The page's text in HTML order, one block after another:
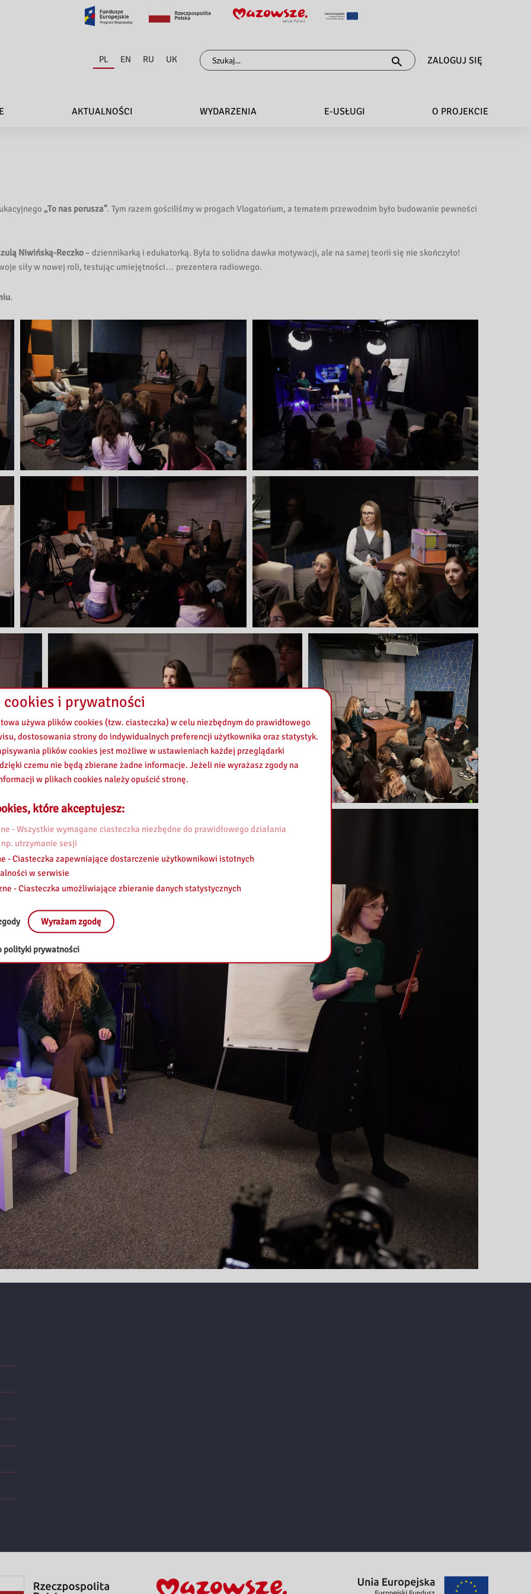
PL EN RU UK
Szukaj
dla:
ZALOGUJ SIĘ
AKTUALNOŚCI WYDARZENIA E-USŁUGI O PROJEKCIE
„To nas porusza”. Tym razem gościliśmy w progach Vlogatorium, a tematem przewodnim było budowanie pewności
Niwińską-Reczko– dziennikarką i edukatorką. Była to solidna dawka motywacji, ale na samej teorii się nie skończyło!
siły w nowej roli, testując umiejętności… prezentera radiowego.
.
i prywatności
używa plików cookies (tzw. ciasteczka) w celu niezbędnym do prawidłowego
dostosowania strony do indywidualnych preferencji użytkownika oraz statystyk.
plików cookies jest możliwe w ustawieniach każdej przeglądarki
czemu nie będą zbierane żadne informacje. Jeżeli nie wyrażasz zgody na
w plikach cookies należy opuścić stronę.
które akceptujesz:
- Wszystkie wymagane ciasteczka niezbędne do prawidłowego działania
utrzymanie sesji
- Ciasteczka zapewniające dostarczenie użytkownikowi istotnych
w serwisie
- Ciasteczka umożliwiające zbieranie danych statystycznych
Wyrażam zgodę
polityki prywatności